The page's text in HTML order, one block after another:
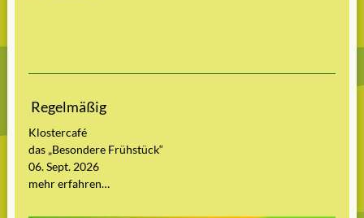
Regelmäßig
Klostercafé
das „Besondere Frühstück“
06. Sept. 2026
mehr erfahren…